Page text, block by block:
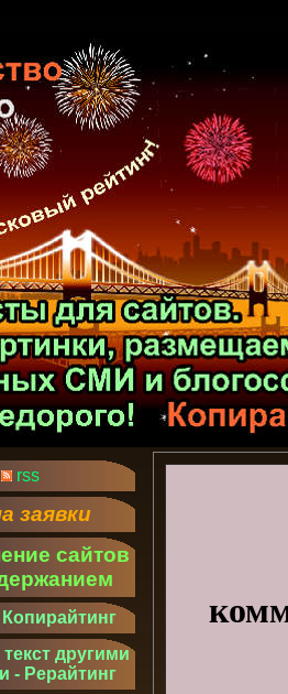
rss
заявки
сайтов
другими
- Рерайтинг